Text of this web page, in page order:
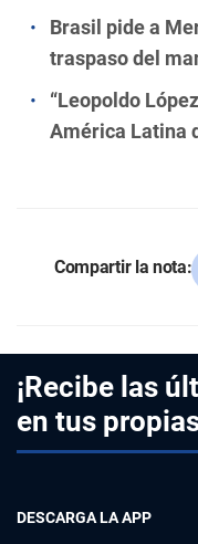
Brasil pide a
traspaso del
“Leopoldo
América Latina
Compartir la nota:
¡Recibe las
en tus
DESCARGA LA APP